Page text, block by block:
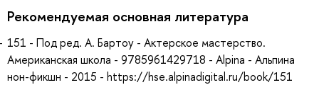
Рекомендуемая основная литература
151 - Под ред. А. Бартоу - Актерское мастерство.
Американская школа - 9785961429718 - Alpina - Альпина
нон-фикшн - 2015 - https://hse.alpinadigital.ru/book/151